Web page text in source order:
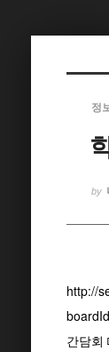
정
by
http://
간담회
치북5
치북5